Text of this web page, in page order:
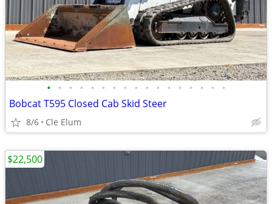
• • • • • • • • • • • • • • • • •
Bobcat T595 Closed Cab Skid Steer
8/6 Cle Elum
$22,500